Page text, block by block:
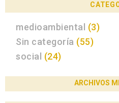
medioambiental (3)
Sin categoría (55)
social (24)
ARCHIVOS